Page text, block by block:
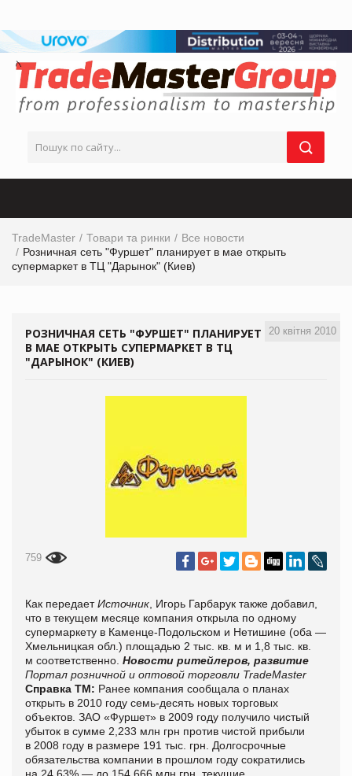
TradeMaster Товари та ринки
Все новости
Розничная сеть "Фуршет" планирует в мае открыть
супермаркет в ТЦ "Дарынок" (Киев)
20 квітня 2010
РОЗНИЧНАЯ СЕТЬ "ФУРШЕТ" ПЛАНИРУЕТ
В МАЕ ОТКРЫТЬ СУПЕРМАРКЕТ В ТЦ
"ДАРЫНОК" (КИЕВ)
759
Как передаетИсточник , Игорь Гарбарук также добавил,
что в текущем месяце компания открыла по одному
супермаркету в Каменце-Подольском и Нетишине (оба —
Хмельницкая обл.) площадью 2 тыс. кв. м и 1,8 тыс. кв.
м соответственно. Новости ритейлеров, развитие
Портал розничной и оптовой торговли TradeMaster
Справка ТМ: Ранее компания сообщала о планах
открыть в 2010 году семь-десять новых торговых
объектов. ЗАО «Фуршет» в 2009 году получило чистый
убыток в сумме 2,233 млн грн против чистой прибыли
в 2008 году в размере 191 тыс. грн. Долгосрочные
обязательства компании в прошлом году сократились
на 24,63% — до 154,666 млн грн, текущие